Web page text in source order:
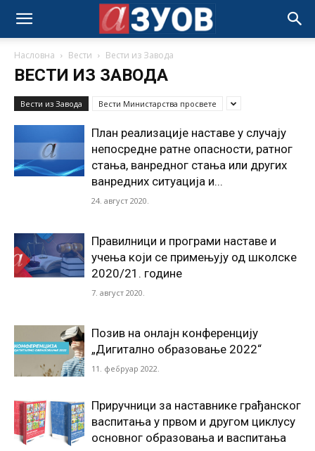
Насловна Вести Вести из Завода
ВЕСТИ ИЗ ЗАВОДА
Вести из Завода Вести Министарства просвете
План реализације наставе у случају
непосредне ратне опасности, ратног
стања, ванредног стања или других
ванредних ситуација и...
24. август 2020.
Правилници и програми наставе и
учења који се примењују од школске
2020/21. године
7. август 2020.
Позив на онлајн конференцију
„Дигитално образовање 2022“
11. фебруар 2022.
Приручници за наставнике грађанског
васпитања у првом и другом циклусу
основног образовања и васпитања